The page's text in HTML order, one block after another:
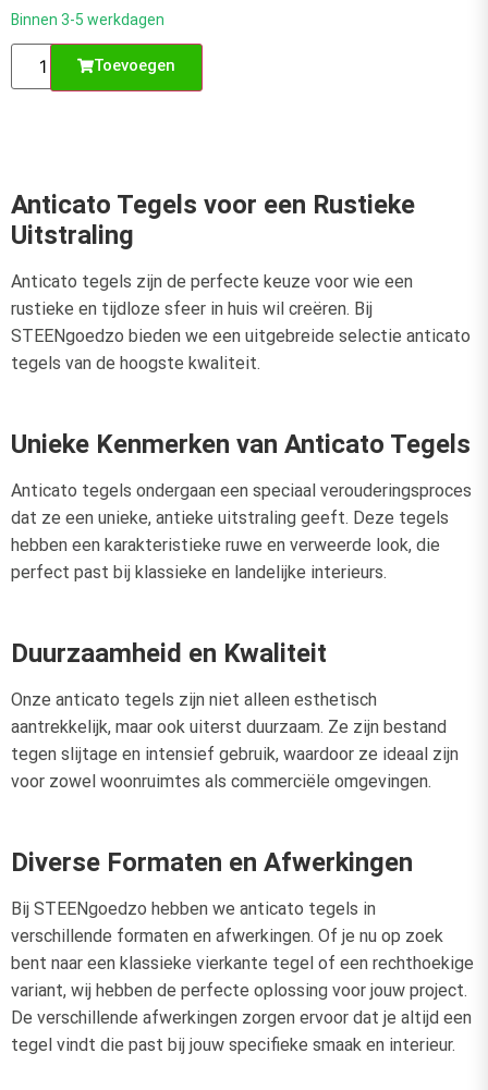
Binnen 3-5 werkdagen
Toevoegen
Anticato Tegels voor een Rustieke
Uitstraling
Anticato tegels zijn de perfecte keuze voor wie een
rustieke en tijdloze sfeer in huis wil creëren. Bij
STEENgoedzo bieden we een uitgebreide selectie anticato
tegels van de hoogste kwaliteit.
Unieke Kenmerken van Anticato Tegels
Anticato tegels ondergaan een speciaal verouderingsproces
dat ze een unieke, antieke uitstraling geeft. Deze tegels
hebben een karakteristieke ruwe en verweerde look, die
perfect past bij klassieke en landelijke interieurs.
Duurzaamheid en Kwaliteit
Onze anticato tegels zijn niet alleen esthetisch
aantrekkelijk, maar ook uiterst duurzaam. Ze zijn bestand
tegen slijtage en intensief gebruik, waardoor ze ideaal zijn
voor zowel woonruimtes als commerciële omgevingen.
Diverse Formaten en Afwerkingen
Bij STEENgoedzo hebben we anticato tegels in
verschillende formaten en afwerkingen. Of je nu op zoek
bent naar een klassieke vierkante tegel of een rechthoekige
variant, wij hebben de perfecte oplossing voor jouw project.
De verschillende afwerkingen zorgen ervoor dat je altijd een
tegel vindt die past bij jouw specifieke smaak en interieur.